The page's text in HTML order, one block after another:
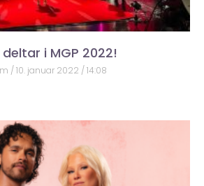
i MGP 2022!
10. januar 2022 14:08